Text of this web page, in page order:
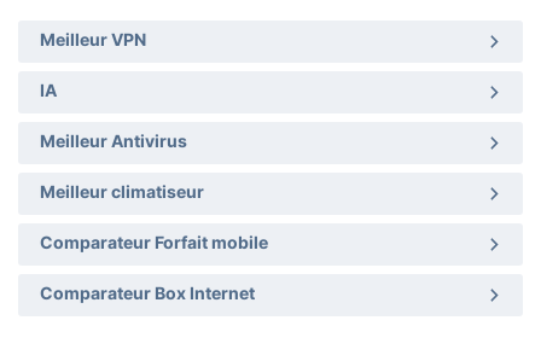
Meilleur VPN
IA
Meilleur Antivirus
Meilleur climatiseur
Comparateur Forfait mobile
Comparateur Box Internet